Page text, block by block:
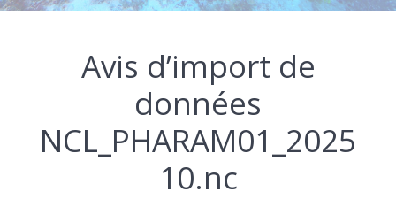
Avis d’import de
données
NCL_PHARAM01_2025
10.nc